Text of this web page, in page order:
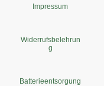
Impressum
Widerrufsbelehrun
g
Batterieentsorgung